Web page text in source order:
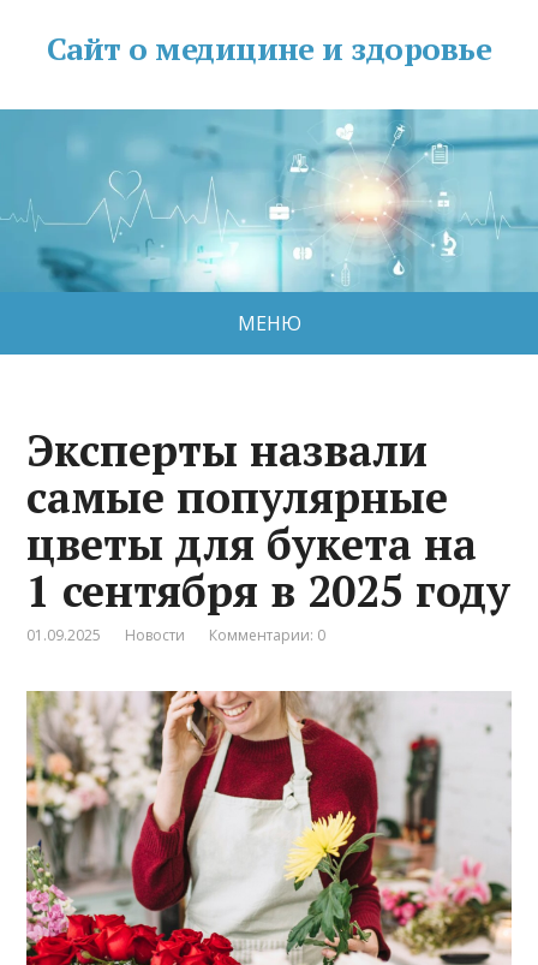
Сайт о медицине и здоровье
МЕНЮ
Эксперты назвали
самые популярные
цветы для букета на
1 сентября в 2025 году
01.09.2025 Новости Комментарии: 0